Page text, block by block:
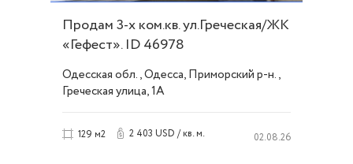
Продам 3-х ком.кв. ул.Греческая/ЖК
«Гефест». ID 46978
Одесская обл., Одесса, Приморский р-н.,
Греческая улица, 1А
129 м2 2 403 USD / кв. м. 02.08.26